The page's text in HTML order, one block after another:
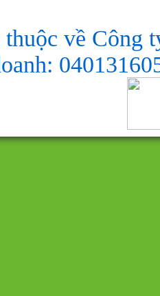
thuộc về Công